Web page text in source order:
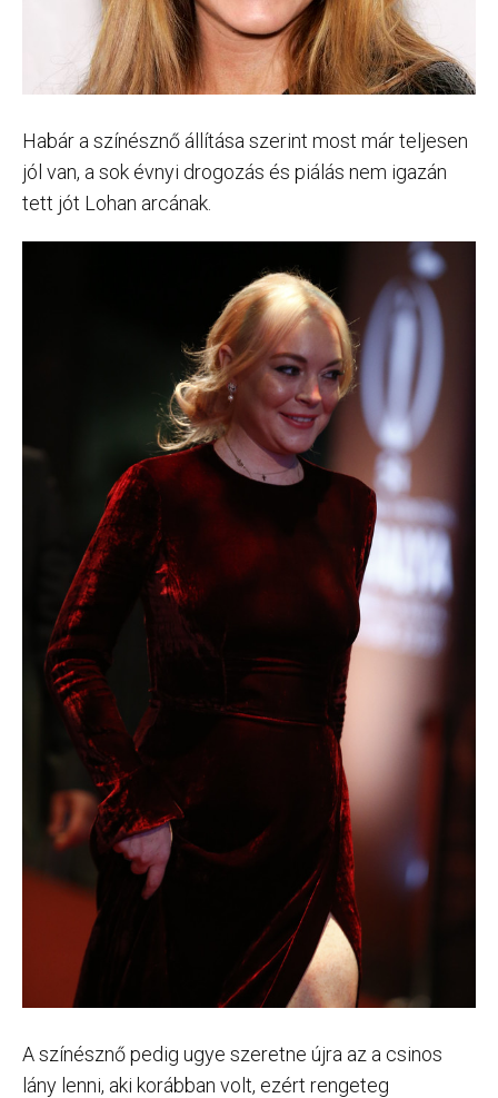
Habár a színésznő állítása szerint most már teljesen
jól van, a sok évnyi drogozás és piálás nem igazán
tett jót Lohan arcának.
A színésznő pedig ugye szeretne újra az a csinos
lány lenni, aki korábban volt, ezért rengeteg